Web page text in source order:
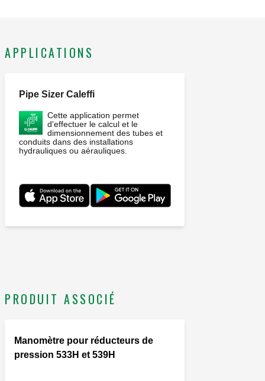
APPLICATIONS
Pipe Sizer Caleffi
Cette application permet
d'effectuer le calcul et le
dimensionnement des tubes et
conduits dans des installations
hydrauliques ou aérauliques.
PRODUIT ASSOCIÉ
Manomètre pour réducteurs de
pression 533H et 539H